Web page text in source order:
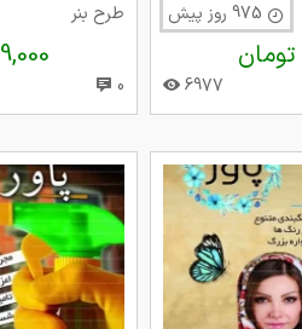
6977
طرح بنر
9,000 تومان
0